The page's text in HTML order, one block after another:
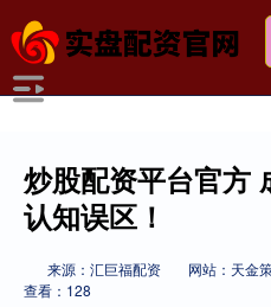
炒股配资平台官方
认知误区！
来源：汇巨福配资 网站：天金
查看：128